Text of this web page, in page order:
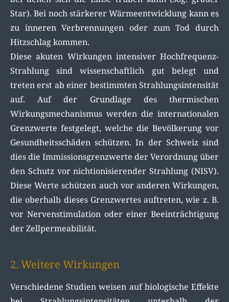
Star). Bei noch stärkerer Wärmeentwicklung kann es
zu inneren Verbrennungen oder zum Tod durch
Hitzschlag kommen.
Diese akuten Wirkungen intensiver Hochfrequenz-
Strahlung sind wissenschaftlich gut belegt und
treten erst ab einer bestimmten Strahlungsintensität
auf. Auf der Grundlage des thermischen
Wirkungsmechanismus werden die internationalen
Grenzwerte festgelegt, welche die Bevölkerung vor
Gesundheitsschäden schützen. In der Schweiz sind
dies die Immissionsgrenzwerte der Verordnung über
den Schutz vor nichtionisierender Strahlung (NISV).
Diese Werte schützen auch vor anderen Wirkungen,
die oberhalb dieses Grenzwertes auftreten, wie z. B.
vor Nervenstimulation oder einer Beeinträchtigung
der Zellpermeabilität.
2. Weitere Wirkungen
Verschiedene Studien weisen auf biologische Effekte